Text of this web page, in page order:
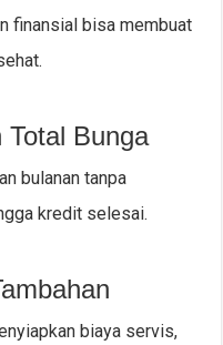
finansial bisa membuat
Total Bunga
bulanan tanpa
kredit selesai.
biaya servis,